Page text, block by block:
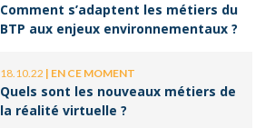
Comment s’adaptent les métiers du
BTP aux enjeux environnementaux ?
18.10.22 | EN CE MOMENT
Quels sont les nouveaux métiers de
la réalité virtuelle ?